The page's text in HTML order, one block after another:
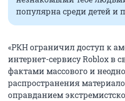
популярна среди детей и
«РКН ограничил доступ к
интернет-сервису Roblox в
фактами массового и
распространения
оправданием